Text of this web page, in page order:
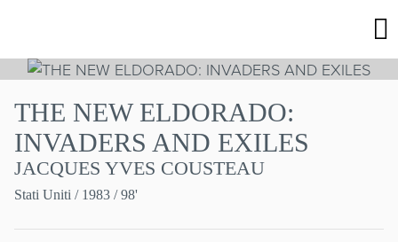
THE NEW ELDORADO:
INVADERS AND EXILES
JACQUES YVES COUSTEAU
Stati Uniti / 1983 / 98'